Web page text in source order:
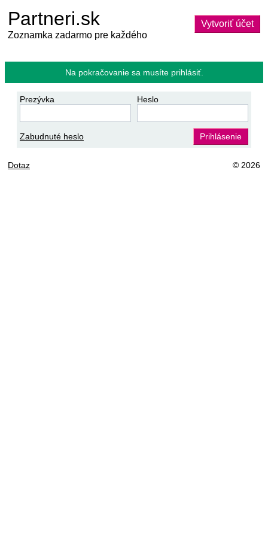
Partneri.sk
Zoznamka zadarmo pre každého
Vytvoriť účet
Na pokračovanie sa musíte prihlásiť.
Prezývka Heslo
Zabudnuté heslo Prihlásenie
Dotaz © 2026